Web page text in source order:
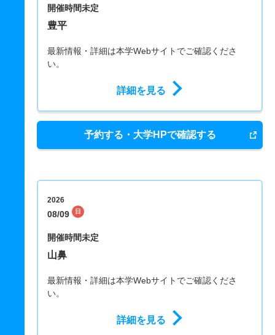
開催時間未定
豊平
最新情報・詳細は本学Webサイトでご確認くださ
い。
詳細を見る
予約する・大学HPで確認する
2026
08/09 日
開催時間未定
山鼻
最新情報・詳細は本学Webサイトでご確認くださ
い。
詳細を見る